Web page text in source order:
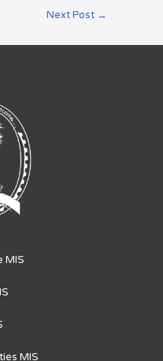
Next Post →
MIS
MIS